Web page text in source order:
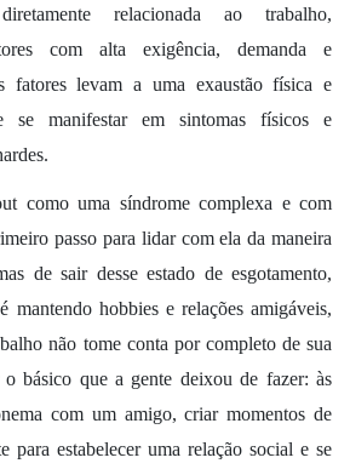
relacionada ao trabalho,
com alta exigência, demanda e
fatores levam a uma exaustão física e
se manifestar em sintomas físicos e
como uma síndrome complexa e com
passo para lidar com ela da maneira
de sair desse estado de esgotamento,
mantendo hobbies e relações amigáveis,
não tome conta por completo de sua
básico que a gente deixou de fazer: às
com um amigo, criar momentos de
para estabelecer uma relação social e se